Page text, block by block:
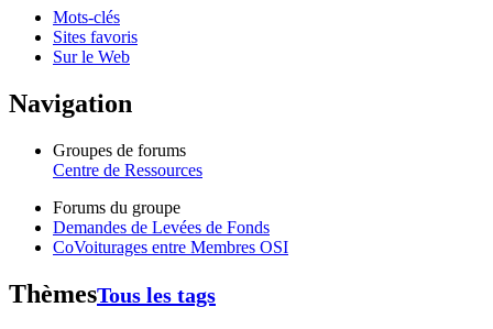
Mots-clés
Sites favoris
Sur le Web
Navigation
Groupes de forums
Centre de Ressources
Forums du groupe
Demandes de Levées de Fonds
CoVoiturages entre Membres OSI
ThèmesTous les tags